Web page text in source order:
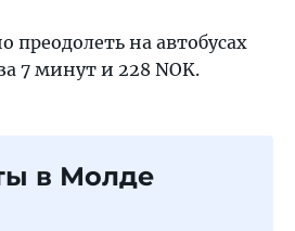
на автобусах
7 минут и 228 NOK.
в Молде